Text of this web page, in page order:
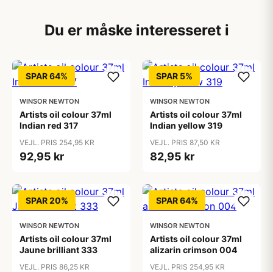
Du er måske interesseret i
SPAR 64%
WINSOR NEWTON
Artists oil colour 37ml
Indian red 317
VEJL. PRIS 254,95 KR
92,95 kr
SPAR 5%
WINSOR NEWTON
Artists oil colour 37ml
Indian yellow 319
VEJL. PRIS 87,50 KR
82,95 kr
SPAR 20%
WINSOR NEWTON
Artists oil colour 37ml
Jaune brilliant 333
VEJL. PRIS 86,25 KR
SPAR 64%
WINSOR NEWTON
Artists oil colour 37ml
alizarin crimson 004
VEJL. PRIS 254,95 KR